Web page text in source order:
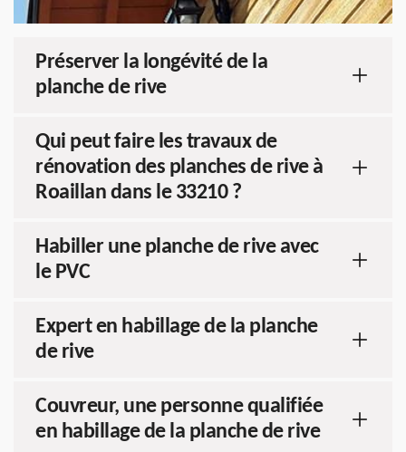
Préserver la longévité de la
planche de rive
Qui peut faire les travaux de
rénovation des planches de rive à
Roaillan dans le 33210 ?
Habiller une planche de rive avec
le PVC
Expert en habillage de la planche
de rive
Couvreur, une personne qualifiée
en habillage de la planche de rive